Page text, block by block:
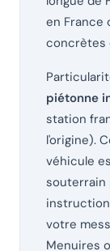
en France
concrètes
piétonne
station
l'origine).
véhicule
souterrain
votre
Menuires